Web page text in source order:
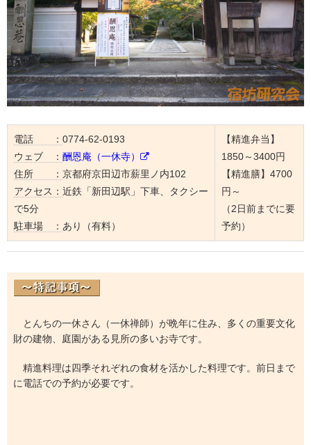
電話 ： 0774-62-0193
ウェブ ： 酬恩庵（一休寺）
住所 ： 京都府京田辺市薪里ノ内102
アクセス： 近鉄「新田辺駅」下車、タクシー
で5分
駐車場 ： あり（有料）
【精進弁当】
1850～3400円
【精進膳】4700
円～
（2日前までに要
予約）
とんちの一休さん（一休禅師）が晩年に住み、多くの重要文化
財の建物、庭園がある見所の多いお寺です。
精進料理は四季それぞれの食材を活かした料理です。前日まで
に電話での予約が必要です。